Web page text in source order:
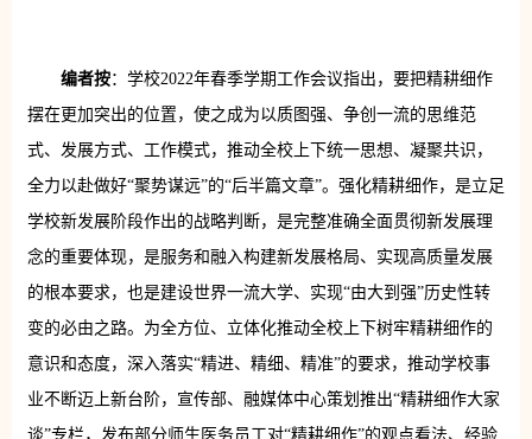
编者按：学校2022年春季学期工作会议指出，要把精耕细作
摆在更加突出的位置，使之成为以质图强、争创一流的思维范
式、发展方式、工作模式，推动全校上下统一思想、凝聚共识，
全力以赴做好“聚势谋远”的“后半篇文章”。强化精耕细作，是立足
学校新发展阶段作出的战略判断，是完整准确全面贯彻新发展理
念的重要体现，是服务和融入构建新发展格局、实现高质量发展
的根本要求，也是建设世界一流大学、实现“由大到强”历史性转
变的必由之路。为全方位、立体化推动全校上下树牢精耕细作的
意识和态度，深入落实“精进、精细、精准”的要求，推动学校事
业不断迈上新台阶，宣传部、融媒体中心策划推出“精耕细作大家
谈”专栏，发布部分师生医务员工对“精耕细作”的观点看法、经验